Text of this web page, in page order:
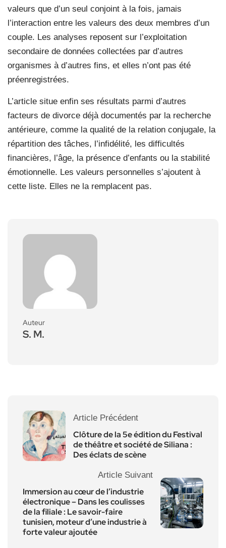
valeurs que d’un seul conjoint à la fois, jamais
l’interaction entre les valeurs des deux membres d’un
couple. Les analyses reposent sur l’exploitation
secondaire de données collectées par d’autres
organismes à d’autres fins, et elles n’ont pas été
préenregistrées.
L’article situe enfin ses résultats parmi d’autres
facteurs de divorce déjà documentés par la recherche
antérieure, comme la qualité de la relation conjugale, la
répartition des tâches, l’infidélité, les difficultés
financières, l’âge, la présence d’enfants ou la stabilité
émotionnelle. Les valeurs personnelles s’ajoutent à
cette liste. Elles ne la remplacent pas.
Auteur
S. M.
Article Précédent
Clôture de la 5e édition du Festival
de théâtre et société de Siliana :
Des éclats de scène
Article Suivant
Immersion au cœur de l’industrie
électronique – Dans les coulisses
de la filiale : Le savoir-faire
tunisien, moteur d’une industrie à
forte valeur ajoutée